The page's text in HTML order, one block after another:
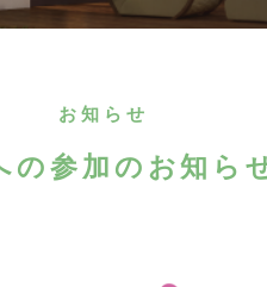
お知らせ
の参加のお知ら